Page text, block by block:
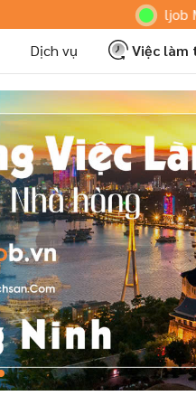
Hoteljob MV:
Dịch vụ
Việc làm